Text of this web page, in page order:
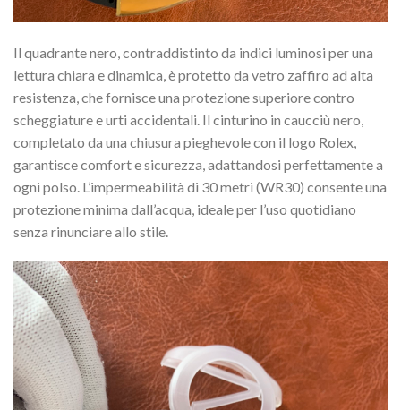
Il quadrante nero, contraddistinto da indici luminosi per una
lettura chiara e dinamica, è protetto da vetro zaffiro ad alta
resistenza, che fornisce una protezione superiore contro
scheggiature e urti accidentali. Il cinturino in caucciù nero,
completato da una chiusura pieghevole con il logo Rolex,
garantisce comfort e sicurezza, adattandosi perfettamente a
ogni polso. L’impermeabilità di 30 metri (WR30) consente una
protezione minima dall’acqua, ideale per l’uso quotidiano
senza rinunciare allo stile.